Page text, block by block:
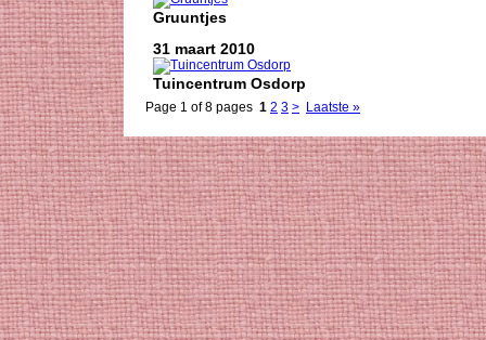
Gruuntjes
31 maart 2010
Tuincentrum Osdorp
Page 1 of 8 pages 1 2 3 > Laatste »